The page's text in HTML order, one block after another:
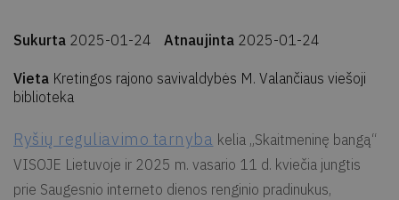
Sukurta 2025-01-24 Atnaujinta 2025-01-24
Vieta Kretingos rajono savivaldybės M. Valančiaus viešoji
biblioteka
Ryšių reguliavimo tarnyba kelia „Skaitmeninę bangą“
VISOJE Lietuvoje ir 2025 m. vasario 11 d. kviečia jungtis
prie Saugesnio interneto dienos renginio pradinukus,